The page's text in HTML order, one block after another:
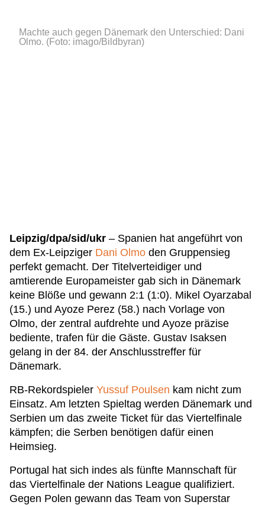
Machte auch gegen Dänemark den Unterschied: Dani
Olmo. (Foto: imago/Bildbyran)
Leipzig/dpa/sid/ukr – Spanien hat angeführt von
dem Ex-Leipziger Dani Olmo den Gruppensieg
perfekt gemacht. Der Titelverteidiger und
amtierende Europameister gab sich in Dänemark
keine Blöße und gewann 2:1 (1:0). Mikel Oyarzabal
(15.) und Ayoze Perez (58.) nach Vorlage von
Olmo, der zentral aufdrehte und Ayoze präzise
bediente, trafen für die Gäste. Gustav Isaksen
gelang in der 84. der Anschlusstreffer für
Dänemark.
RB-Rekordspieler Yussuf Poulsen kam nicht zum
Einsatz. Am letzten Spieltag werden Dänemark und
Serbien um das zweite Ticket für das Viertelfinale
kämpfen; die Serben benötigen dafür einen
Heimsieg.
Portugal hat sich indes als fünfte Mannschaft für
das Viertelfinale der Nations League qualifiziert.
Gegen Polen gewann das Team von Superstar